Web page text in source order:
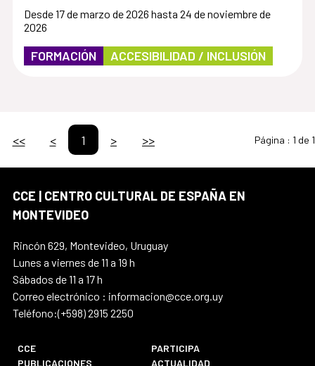
Desde 17 de marzo de 2026 hasta 24 de noviembre de
2026
FORMACIÓN ACCESIBILIDAD / INCLUSIÓN
<< < 1 > >> Página : 1 de 1
CCE | CENTRO CULTURAL DE ESPAÑA EN
MONTEVIDEO
Rincón 629, Montevideo, Uruguay
Lunes a viernes de 11 a 19 h
Sábados de 11 a 17 h
Correo electrónico : informacion@cce.org.uy
Teléfono:(+598) 2915 2250
CCE
PARTICIPA
PUBLICACIONES
ACTUALIDAD